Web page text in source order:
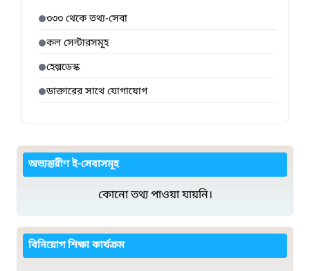
৩৩৩ থেকে তথ্য-সেবা
কল সেন্টারসমূহ
হেল্পডেস্ক
ডাক্তারের সাথে যোগাযোগ
অভ্যন্তরীণ ই-সেবাসমূহ
কোনো তথ্য পাওয়া যায়নি।
বিনিয়োগ শিক্ষা কার্যক্রম